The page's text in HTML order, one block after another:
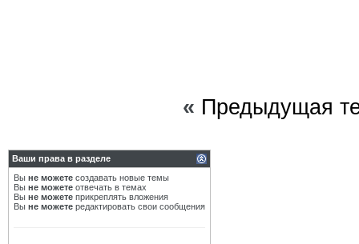
« Предыдущая
Ваши права в разделе
Вы не можете создавать новые темы
Вы не можете отвечать в темах
Вы не можете прикреплять вложения
Вы не можете редактировать свои сообщения